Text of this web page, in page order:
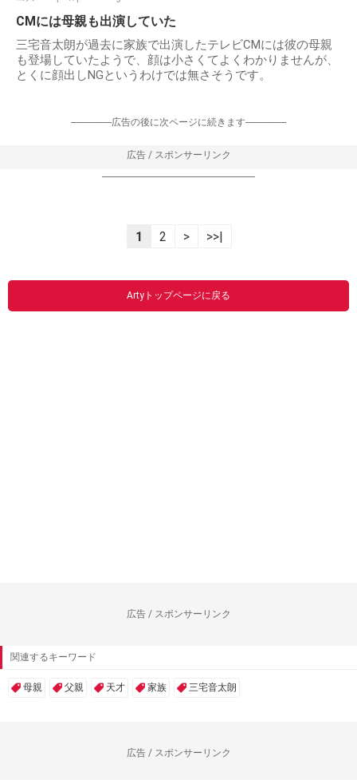
CMには母親も出演していた
三宅音太朗が過去に家族で出演したテレビCMには彼の母親
も登場していたようで、顔は小さくてよくわかりませんが、
とくに顔出しNGというわけでは無さそうです。
-----------------広告の後に次ページに続きます-----------------
広告 / スポンサーリンク
----------------------------------------------------------------
1 2 > >>|
Artyトップページに戻る
広告 / スポンサーリンク
関連するキーワード
母親 父親 天才 家族 三宅音太朗
広告 / スポンサーリンク